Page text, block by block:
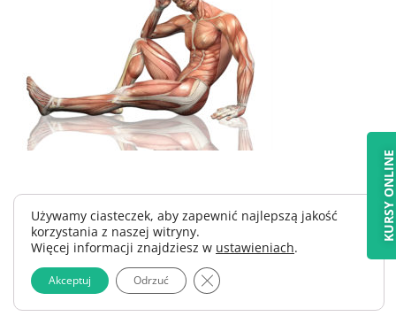
Używamy ciasteczek, aby zapewnić najlepszą jakość
korzystania z naszej witryny.
Więcej informacji znajdziesz w ustawieniach.
Akceptuj Odrzuć Zamknij panel powiadomień o
KURSY ONLINE